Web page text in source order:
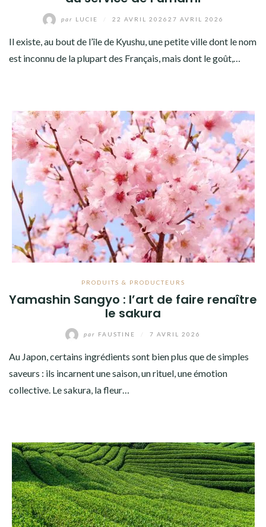
par LUCIE 22 AVRIL 2026 27 AVRIL 2026
Il existe, au bout de l’île de Kyushu, une petite ville dont le nom
est inconnu de la plupart des Français, mais dont le goût,…
PRODUITS & PRODUCTEURS
Yamashin Sangyo : l’art de faire renaître
le sakura
par FAUSTINE 7 AVRIL 2026
Au Japon, certains ingrédients sont bien plus que de simples
saveurs : ils incarnent une saison, un rituel, une émotion
collective. Le sakura, la fleur…